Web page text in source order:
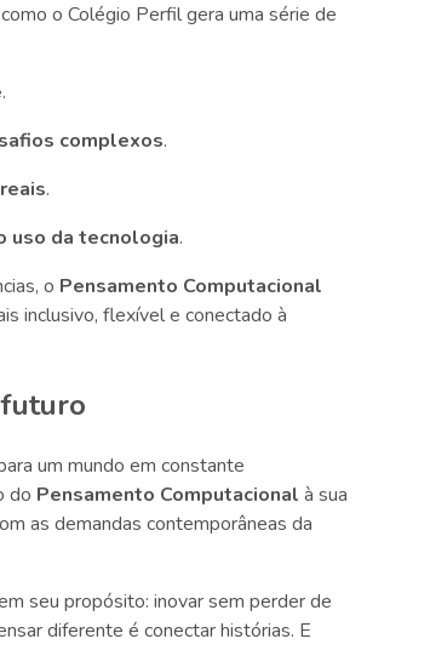
o Colégio Perfil gera uma série de
.
complexos.
.
uso da tecnologia.
o Pensamento Computacional
inclusivo, flexível e conectado à
um mundo em constante
do Pensamento Computacional à sua
as demandas contemporâneas da
seu propósito: inovar sem perder de
diferente é conectar histórias. E